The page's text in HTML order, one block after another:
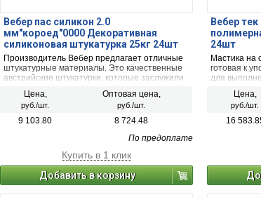
Вебер пас силикон 2.0
мм"короед"0000 Декоративная
силиконовая штукатурка 25кг 24шт
Производитель Вебер предлагает отличные
штукатурные материалы. Это качественные
австрийские штукатурки, которые заслужили
силиконовая штукатурка прослужит долго, не
потеряет качеств и цвета на протяжении
всего срока эксплуатации
Цена,
руб./шт.
Оптовая цена,
руб./шт.
9 103.80
8 724.48
По предоплате
Купить в 1 клик
Добавить в корзину
Вебер
24шт
Мастика на
готовая к
для
Цена,
руб./шт.
16